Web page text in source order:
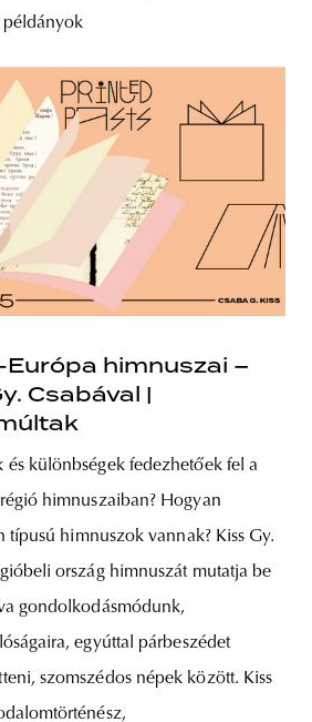
himnuszai –
Csabával |
különbségek fedezhetőek fel a
himnuszaiban? Hogyan
típusú himnuszok vannak? Kiss Gy.
ország himnuszát mutatja be
gondolkodásmódunk,
egyúttal párbeszédet
szomszédos népek között. Kiss